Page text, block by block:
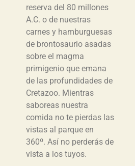
reserva del 80 millones
A.C. o de nuestras
carnes y hamburguesas
de brontosaurio asadas
sobre el magma
primigenio que emana
de las profundidades de
Cretazoo. Mientras
saboreas nuestra
comida no te pierdas las
vistas al parque en
360º. Así no perderás de
vista a los tuyos.